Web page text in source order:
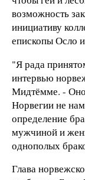
возможность
инициативу
епископы Осло
"Я рада
интервью
Мидтёмме. - Оно
Норвегии не
определение
мужчиной и
однополых
Глава